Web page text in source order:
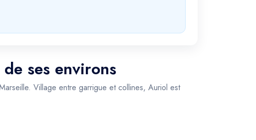
ses environs
Village entre garrigue et collines, Auriol est